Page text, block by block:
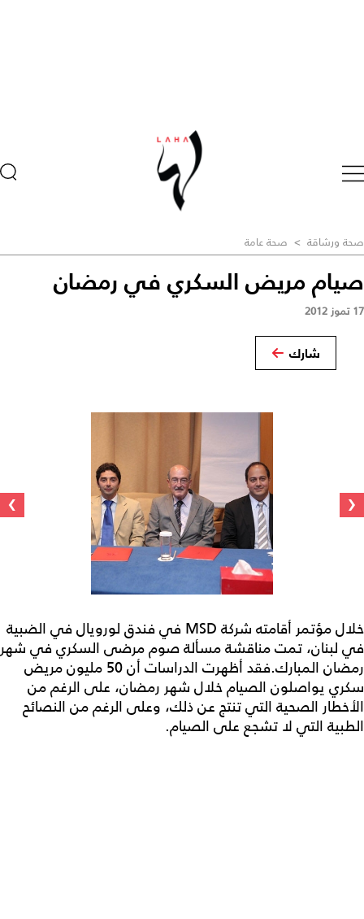
صحة ورشاقة > صحة عامة
صيام مريض السكري في رمضان
17 تموز 2012
شارك
‹
›
خلال مؤتمر أقامته شركة MSD في فندق لورويال في الضبية
في لبنان، تمت مناقشة مسألة صوم مرضى السكري في شهر
رمضان المبارك.فقد أظهرت الدراسات أن 50 مليون مريض
سكري يواصلون الصيام خلال شهر رمضان، على الرغم من
الأخطار الصحية التي تنتج عن ذلك، وعلى الرغم من النصائح
الطبية التي لا تشجع على الصيام.